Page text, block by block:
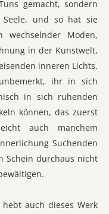
gemacht, sondern
und so hat sie
wechselnder Moden,
in der Kunstwelt,
inneren Lichts,
ihr in sich
in sich ruhenden
können, das zuerst
auch manchem
Suchenden
Schein durchaus nicht
auch dieses Werk